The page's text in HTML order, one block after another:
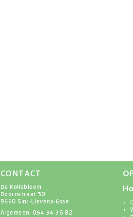
CONTACT
De Kollebloem
Doornstraat 30
9550 Sint-Lievens-Esse
Algemeen: 054 34 36 82